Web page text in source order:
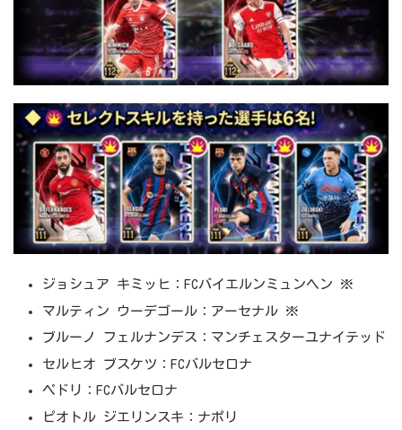
ジョシュア キミッヒ：FCバイエルンミュンヘン ※
マルティン ウーデゴール：アーセナル ※
ブルーノ フェルナンデス：マンチェスターユナイテッド
セルヒオ ブスケツ：FCバルセロナ
ペドリ：FCバルセロナ
ピオトル ジエリンスキ：ナポリ